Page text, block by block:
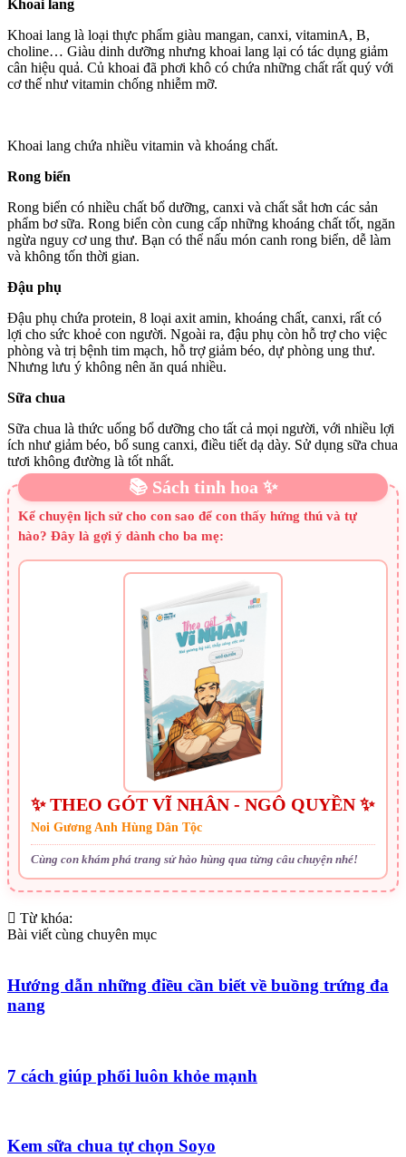
Khoai lang
Khoai lang là loại thực phẩm giàu mangan, canxi, vitaminA, B,
choline… Giàu dinh dưỡng nhưng khoai lang lại có tác dụng giảm
cân hiệu quả. Củ khoai đã phơi khô có chứa những chất rất quý với
cơ thể như vitamin chống nhiễm mỡ.
Khoai lang chứa nhiều vitamin và khoáng chất.
Rong biển
Rong biển có nhiều chất bổ dưỡng, canxi và chất sắt hơn các sản
phẩm bơ sữa. Rong biển còn cung cấp những khoáng chất tốt, ngăn
ngừa nguy cơ ung thư. Bạn có thể nấu món canh rong biển, dễ làm
và không tốn thời gian.
Đậu phụ
Đậu phụ chứa protein, 8 loại axit amin, khoáng chất, canxi, rất có
lợi cho sức khoẻ con người. Ngoài ra, đậu phụ còn hỗ trợ cho việc
phòng và trị bệnh tim mạch, hỗ trợ giảm béo, dự phòng ung thư.
Nhưng lưu ý không nên ăn quá nhiều.
Sữa chua
Sữa chua là thức uống bổ dưỡng cho tất cả mọi người, với nhiều lợi
ích như giảm béo, bổ sung canxi, điều tiết dạ dày. Sử dụng sữa chua
tươi không đường là tốt nhất.
📚 Sách tinh hoa ✨
Kể chuyện lịch sử cho con sao để con thấy hứng thú và tự
hào? Đây là gợi ý dành cho ba mẹ:
✨ THEO GÓT VĨ NHÂN - NGÔ QUYỀN ✨
Noi Gương Anh Hùng Dân Tộc
Cùng con khám phá trang sử hào hùng qua từng câu chuyện nhé!
Từ khóa:
Bài viết cùng chuyên mục
Hướng dẫn những điều cần biết về buồng trứng đa
nang
7 cách giúp phổi luôn khỏe mạnh
Kem sữa chua tự chọn Soyo